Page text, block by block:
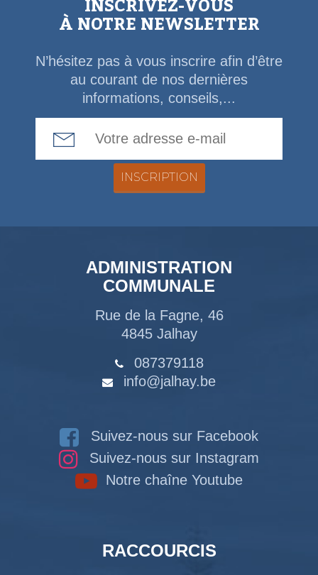
À NOTRE NEWSLETTER
N’hésitez pas à vous inscrire afin d’être
au courant de nos dernières
informations, conseils,...
ADMINISTRATION
COMMUNALE
Rue de la Fagne, 46
4845 Jalhay
087379118
info@jalhay.be
Suivez-nous sur Facebook
Suivez-nous sur Instagram
Notre chaîne Youtube
RACCOURCIS